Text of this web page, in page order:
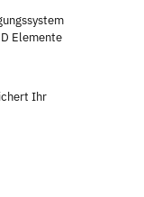
Elemente
Ihr